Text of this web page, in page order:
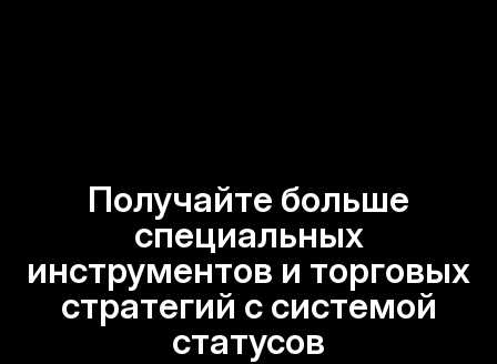
Получайте больше
специальных
инструментов и торговых
стратегий с системой
статусов